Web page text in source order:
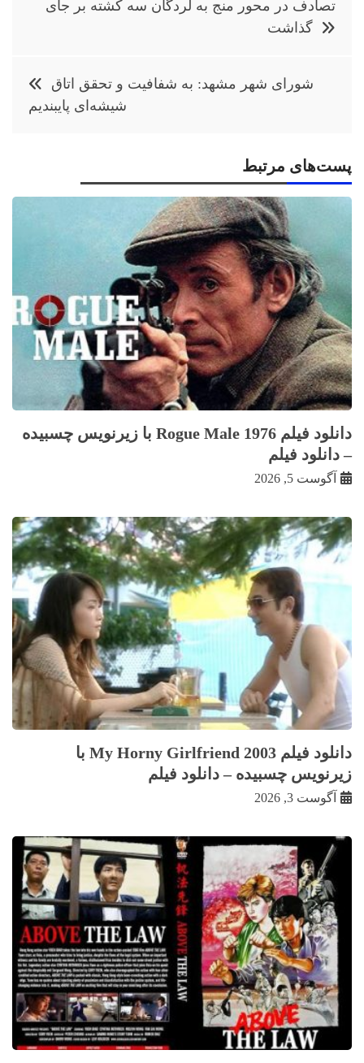
نوشته
تصادف در محور منج به لردگان سه کشته بر جای
گذاشت
شورای شهر مشهد: به شفافیت و تحقق اتاق
شیشه‌ای پایبندیم
پست‌های مرتبط
دانلود فیلم Rogue Male 1976 با زيرنويس چسبيده
– دانلود فیلم
آگوست 5, 2026
دانلود فیلم My Horny Girlfriend 2003 با
زيرنويس چسبيده – دانلود فیلم
آگوست 3, 2026